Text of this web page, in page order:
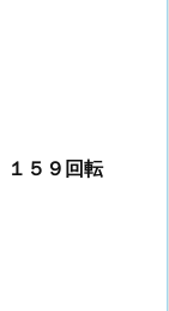
５９回転